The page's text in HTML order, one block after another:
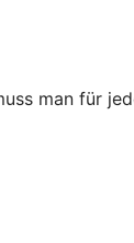
man für